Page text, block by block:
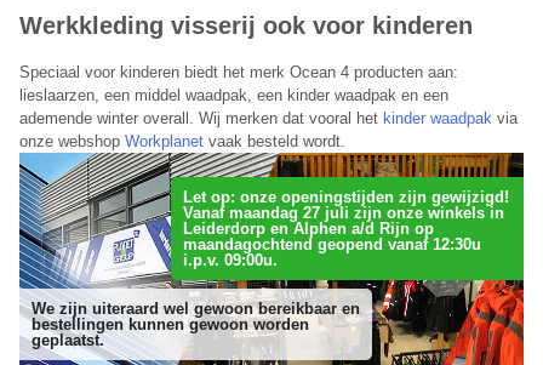
Werkkleding visserij ook voor kinderen
Speciaal voor kinderen biedt het merk Ocean 4 producten aan:
lieslaarzen, een middel waadpak, een kinder waadpak en een
ademende winter overall. Wij merken dat vooral het kinder waadpak via
onze webshop Workplanet vaak besteld wordt.
Let op: onze openingstijden zijn gewijzigd!
Vanaf maandag 27 juli zijn onze winkels in
Leiderdorp en Alphen a/d Rijn op
maandagochtend geopend vanaf 12:30u
i.p.v. 09:00u.
We zijn uiteraard wel gewoon bereikbaar en
bestellingen kunnen gewoon worden
geplaatst.
teruggebeld door een van onze medewerkers.
Telefoonnummer:
Onze terugbelservice is beschikbaar van maandag t/m vrijdag
tussen 09:00 – 17:00 uur.
Annuleren